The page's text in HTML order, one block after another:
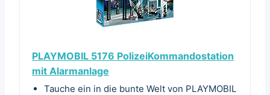
PLAYMOBIL 5176 PolizeiKommandostation
mit Alarmanlage
Tauche ein in die bunte Welt von PLAYMOBIL